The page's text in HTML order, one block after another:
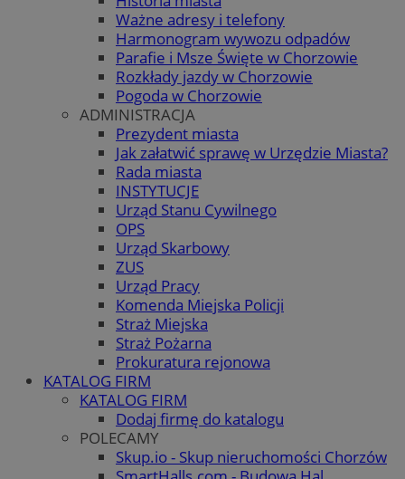
Ważne adresy i telefony
Harmonogram wywozu odpadów
Parafie i Msze Święte w Chorzowie
Rozkłady jazdy w Chorzowie
Pogoda w Chorzowie
ADMINISTRACJA
Prezydent miasta
Jak załatwić sprawę w Urzędzie Miasta?
Rada miasta
INSTYTUCJE
Urząd Stanu Cywilnego
OPS
Urząd Skarbowy
ZUS
Urząd Pracy
Komenda Miejska Policji
Straż Miejska
Straż Pożarna
Prokuratura rejonowa
KATALOG FIRM
KATALOG FIRM
Dodaj firmę do katalogu
POLECAMY
Skup.io - Skup nieruchomości Chorzów